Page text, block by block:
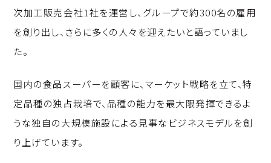
次加工販売会社1社を運営し、グループで約300名の雇用
を創り出し、さらに多くの人々を迎えたいと語っていまし
た。
国内の食品スーパーを顧客に、マーケット戦略を立て、特
定品種の独占栽培で、品種の能力を最大限発揮できるよ
うな独自の大規模施設による見事なビジネスモデルを創
り上げています。